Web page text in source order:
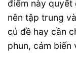
điểm này quyết
nên tập trung
củ đề hay cần
phun, cảm biến